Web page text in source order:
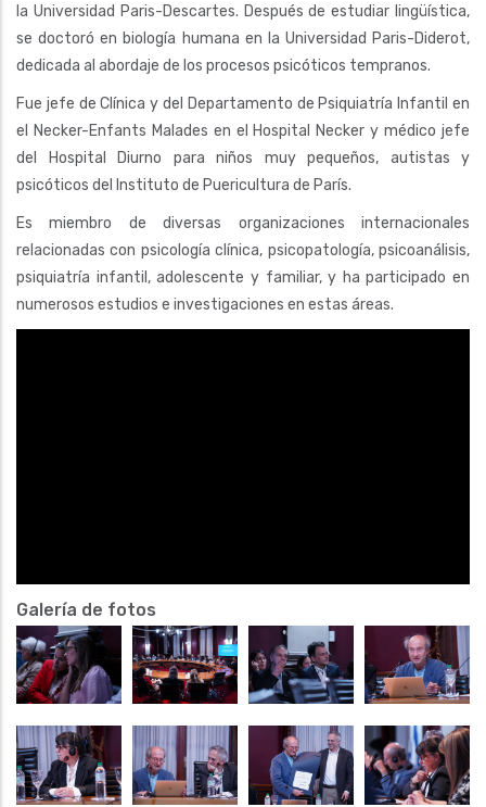
la Universidad Paris-Descartes. Después de estudiar lingüística,
se doctoró en biología humana en la Universidad Paris-Diderot,
dedicada al abordaje de los procesos psicóticos tempranos.
Fue jefe de Clínica y del Departamento de Psiquiatría Infantil en
el Necker-Enfants Malades en el Hospital Necker y médico jefe
del Hospital Diurno para niños muy pequeños, autistas y
psicóticos del Instituto de Puericultura de París.
Es miembro de diversas organizaciones internacionales
relacionadas con psicología clínica, psicopatología, psicoanálisis,
psiquiatría infantil, adolescente y familiar, y ha participado en
numerosos estudios e investigaciones en estas áreas.
Galería de fotos